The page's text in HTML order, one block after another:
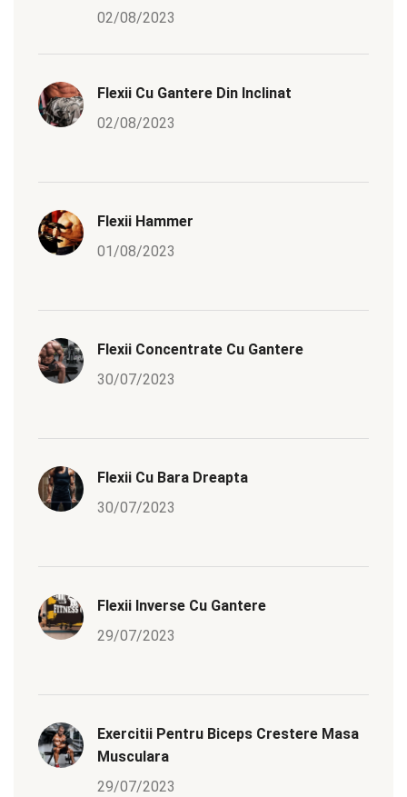
02/08/2023
Flexii Cu Gantere Din Inclinat
02/08/2023
Flexii Hammer
01/08/2023
Flexii Concentrate Cu Gantere
30/07/2023
Flexii Cu Bara Dreapta
30/07/2023
Flexii Inverse Cu Gantere
29/07/2023
Exercitii Pentru Biceps Crestere Masa
Musculara
29/07/2023